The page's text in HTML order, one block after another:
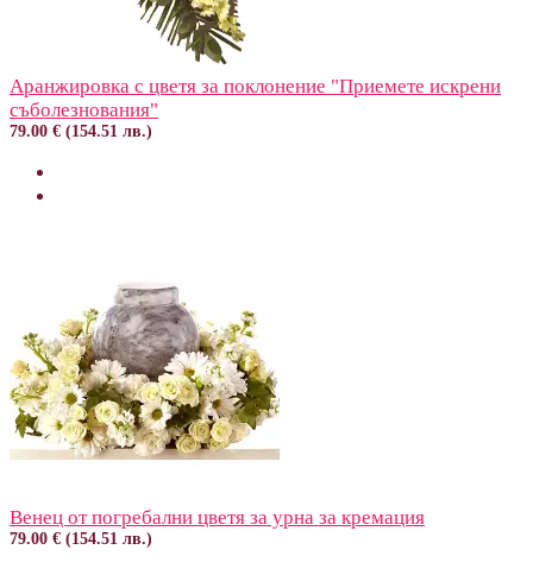
Аранжировка с цветя за поклонение "Приемете искрени
съболезнования"
79.00 € (154.51 лв.)
Венец от погребални цветя за урна за кремация
79.00 € (154.51 лв.)